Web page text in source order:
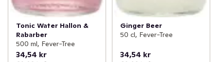
Tonic Water Hallon &
Rabarber
500 ml, Fever-Tree
34,54 kr
Ginger Beer
50 cl, Fever-Tree
34,54 kr